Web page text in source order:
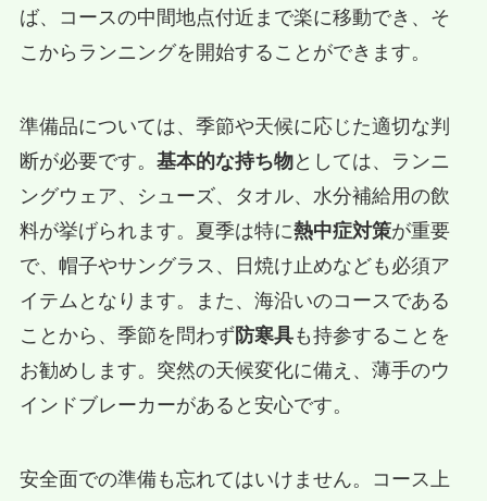
ば、コースの中間地点付近まで楽に移動でき、そ
こからランニングを開始することができます。
準備品については、季節や天候に応じた適切な判
断が必要です。 基本的な持ち物としては、ランニ
ングウェア、シューズ、タオル、水分補給用の飲
料が挙げられます。夏季は特に熱中症対策が重要
で、帽子やサングラス、日焼け止めなども必須ア
イテムとなります。また、海沿いのコースである
ことから、季節を問わず 防寒具も持参することを
お勧めします。突然の天候変化に備え、薄手のウ
インドブレーカーがあると安心です。
安全面での準備も忘れてはいけません。コース上